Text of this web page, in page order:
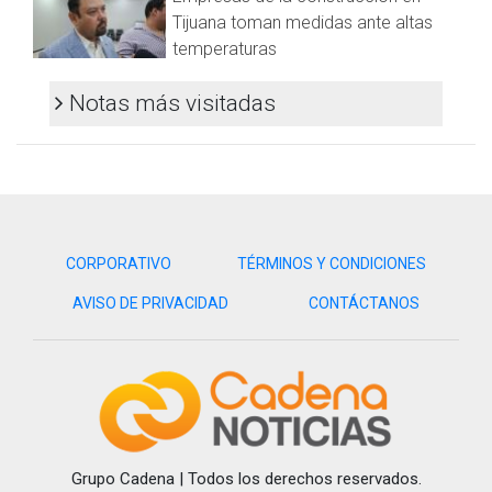
camioneta Ford Escape color blanco con placas de California
burló el cordón perimetral e ignoró las indicaciones de los
custodios y a su paso arrolló el cuerpo sin vida del masculino
Fueron momentos de tensión cuando el hombre en aparente
Tijuana toman medidas ante altas
temperaturas
Notas más visitadas
CORPORATIVO TÉRMINOS Y CONDICIONES
AVISO DE PRIVACIDAD CONTÁCTANOS
Grupo Cadena | Todos los derechos reservados.